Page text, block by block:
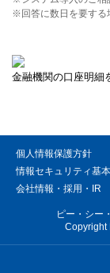
※回答に数日を要する
金融機関の口座明細
個人情報保護方針
情報セキュリティ基
会社情報・採用・IR
ピー・シー
Copyright